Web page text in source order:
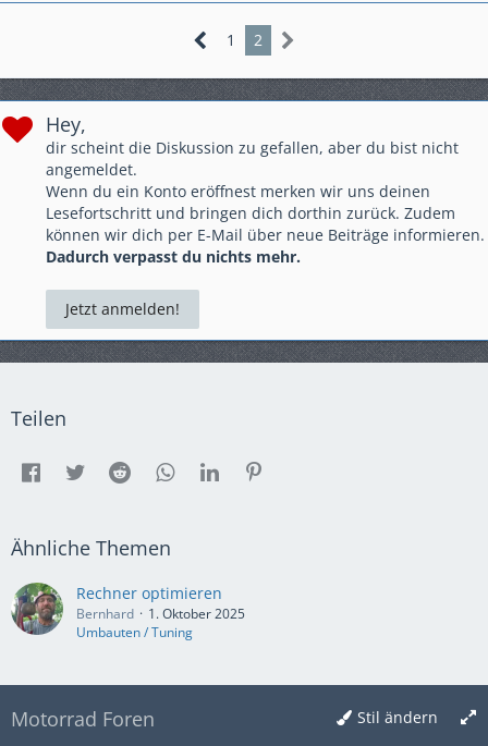
1 2
Hey,
dir scheint die Diskussion zu gefallen, aber du bist nicht
angemeldet.
Wenn du ein Konto eröffnest merken wir uns deinen
Lesefortschritt und bringen dich dorthin zurück. Zudem
können wir dich per E-Mail über neue Beiträge informieren.
Dadurch verpasst du nichts mehr.
Jetzt anmelden!
Teilen
Ähnliche Themen
Rechner optimieren
Bernhard
1. Oktober 2025
Umbauten / Tuning
Stil ändern
Motorrad Foren